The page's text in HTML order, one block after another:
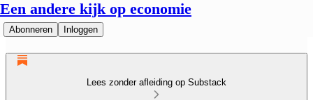
Een andere kijk op economie
Abonneren Inloggen
Lees zonder afleiding op Substack